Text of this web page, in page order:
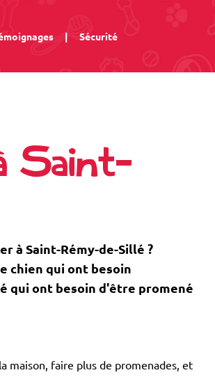
| Sécurité
Saint-
à Saint-Rémy-de-Sillé ?
chien qui ont besoin
qui ont besoin d'être promené
maison, faire plus de promenades, et